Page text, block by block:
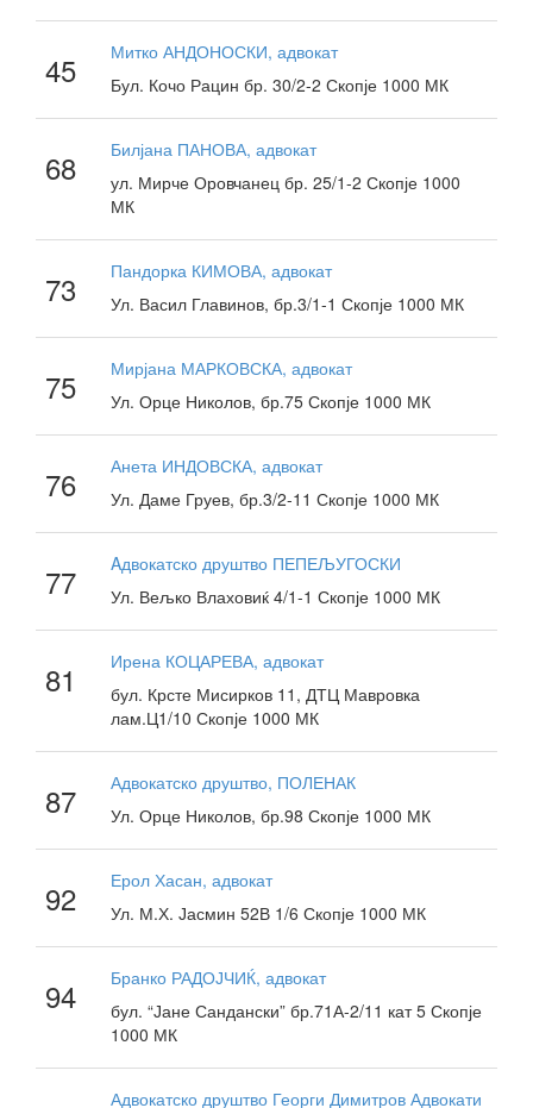
45
Митко АНДОНОСКИ, адвокат
Бул. Кочо Рацин бр. 30/2-2 Скопје 1000 МК
68
Билјана ПАНОВА, адвокат
ул. Мирче Оровчанец бр. 25/1-2 Скопје 1000
МК
73
Пандорка КИМОВА, адвокат
Ул. Васил Главинов, бр.3/1-1 Скопје 1000 МК
75
Мирјана МАРКОВСКА, адвокат
Ул. Орце Николов, бр.75 Скопје 1000 МК
76
Анета ИНДОВСКА, адвокат
Ул. Даме Груев, бр.3/2-11 Скопје 1000 МК
77
Aдвокатско друштво ПЕПЕЉУГОСКИ
Ул. Вељко Влаховиќ 4/1-1 Скопје 1000 МК
81
Ирена КОЦАРЕВА, адвокат
бул. Крсте Мисирков 11, ДТЦ Мавровка
лам.Ц1/10 Скопје 1000 МК
87
Адвокатско друштво, ПОЛЕНАК
Ул. Орце Николов, бр.98 Скопје 1000 МК
92
Ерол Хасан, адвокат
Ул. М.Х. Јасмин 52В 1/6 Скопје 1000 МК
94
Бранко РАДОЈЧИЌ, адвокат
бул. “Јане Сандански” бр.71А-2/11 кат 5 Скопје
1000 МК
Адвокатско друштво Георги Димитров Адвокати